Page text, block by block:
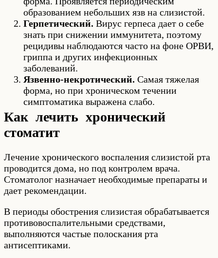
образованием небольших язв на слизистой.
Герпетический. Вирус герпеса дает о себе
знать при снижении иммунитета, поэтому
рецидивы наблюдаются часто на фоне ОРВИ,
гриппа и других инфекционных
заболеваний.
Язвенно-некротический. Самая тяжелая
форма, но при хроническом течении
симптоматика выражена слабо.
Как лечить хронический
стоматит
Лечение хронического воспаления слизистой рта
проводится дома, но под контролем врача.
Стоматолог назначает необходимые препараты и
дает рекомендации.
В периоды обострения слизистая обрабатывается
противовоспалительными средствами,
выполняются частые полоскания рта
антисептиками.